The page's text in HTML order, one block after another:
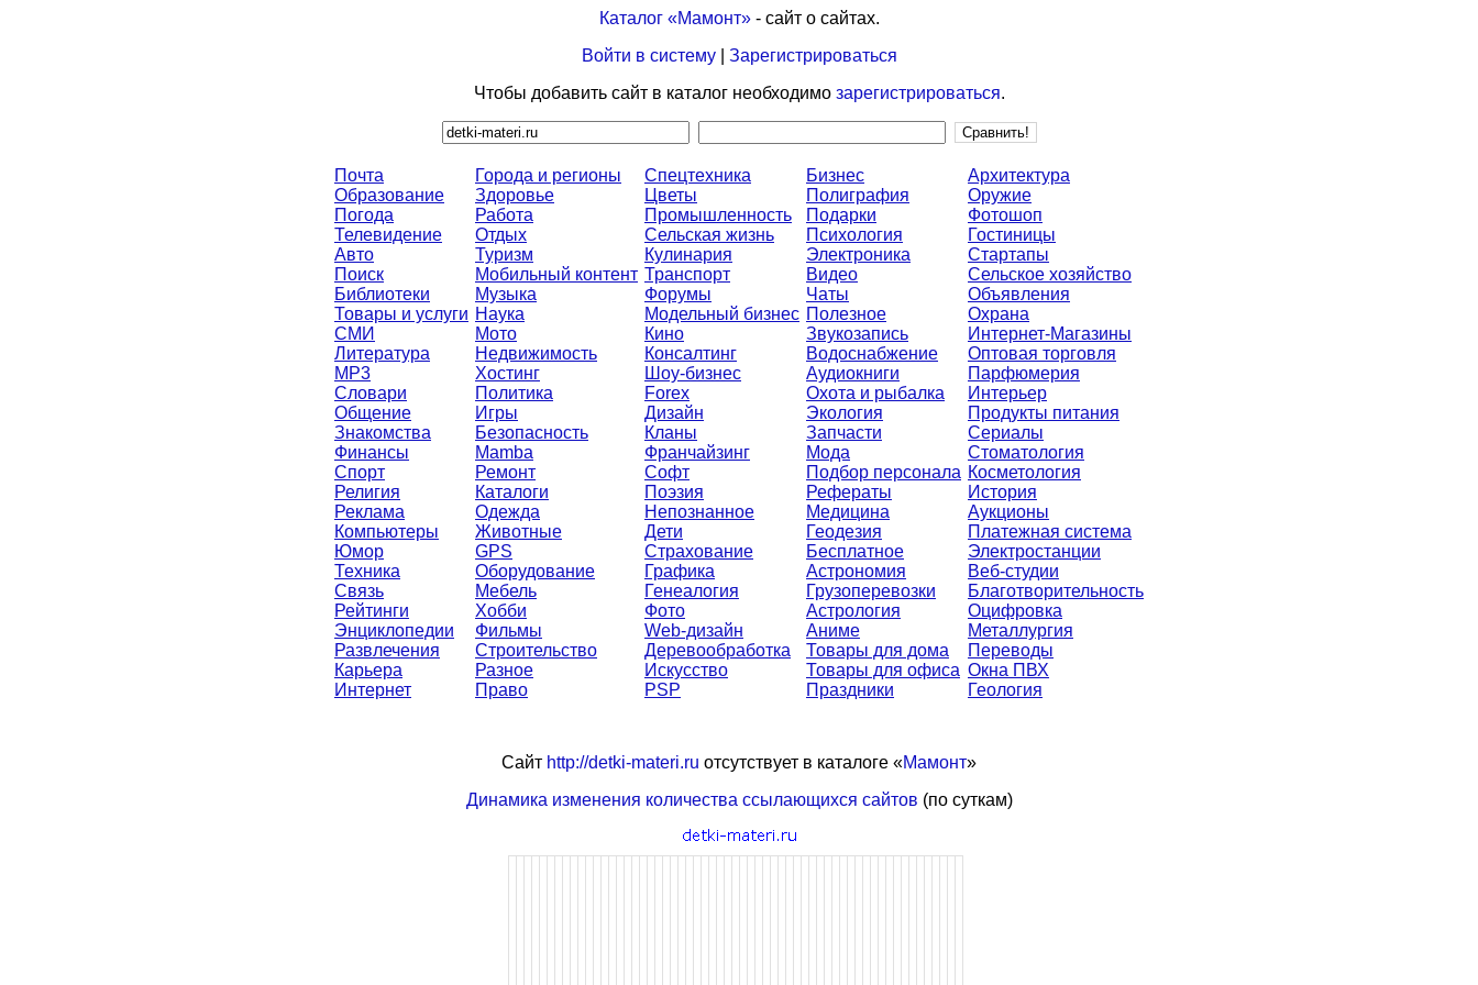
Каталог «Мамонт»- сайт о сайтах.
Войти в систему| Зарегистрироваться
Чтобы добавить сайт в каталог необходимо зарегистрироваться.
Почта
Образование
Погода
Телевидение
Авто
Поиск
Библиотеки
Товары и услуги
СМИ
Литература
MP3
Словари
Общение
Знакомства
Финансы
Спорт
Религия
Реклама
Компьютеры
Юмор
Техника
Связь
Рейтинги
Энциклопедии
Развлечения
Карьера
Интернет
Города и регионы
Здоровье
Работа
Отдых
Туризм
Мобильный контент
Музыка
Наука
Мото
Недвижимость
Хостинг
Политика
Игры
Безопасность
Mamba
Ремонт
Каталоги
Одежда
Животные
GPS
Оборудование
Мебель
Хобби
Фильмы
Строительство
Разное
Право
Спецтехника
Цветы
Промышленность
Сельская жизнь
Кулинария
Транспорт
Форумы
Модельный бизнес
Кино
Консалтинг
Шоу-бизнес
Forex
Дизайн
Кланы
Франчайзинг
Софт
Поэзия
Непознанное
Дети
Страхование
Графика
Генеалогия
Фото
Web-дизайн
Деревообработка
Искусство
PSP
Бизнес
Полиграфия
Подарки
Психология
Электроника
Видео
Чаты
Полезное
Звукозапись
Водоснабжение
Аудиокниги
Охота и рыбалка
Экология
Запчасти
Мода
Подбор персонала
Рефераты
Медицина
Геодезия
Бесплатное
Астрономия
Грузоперевозки
Астрология
Аниме
Товары для дома
Товары для офиса
Праздники
Архитектура
Оружие
Фотошоп
Гостиницы
Стартапы
Сельское хозяйство
Объявления
Охрана
Интернет-Магазины
Оптовая торговля
Парфюмерия
Интерьер
Продукты питания
Сериалы
Стоматология
Косметология
История
Аукционы
Платежная система
Электростанции
Веб-студии
Благотворительность
Оцифровка
Металлургия
Переводы
Окна ПВХ
Геология
Сайт http://detki-materi.ru отсутствует в каталоге «Мамонт»
Динамика изменения количества ссылающихся сайтов (по суткам)